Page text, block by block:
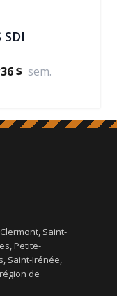
36 $ sem.
Saint-
Petite-
Saint-Irénée,
de